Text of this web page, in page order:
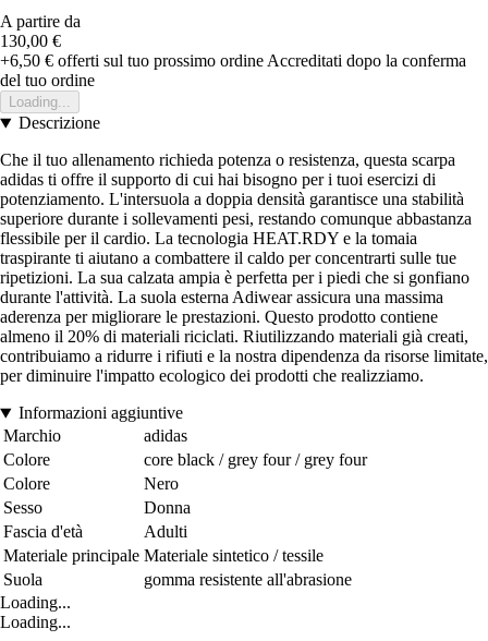
A partire da
130,00 €
+6,50 € offerti sul tuo prossimo ordineAccreditati dopo la conferma
del tuo ordine
Loading...
Descrizione
Che il tuo allenamento richieda potenza o resistenza, questa scarpa
adidas ti offre il supporto di cui hai bisogno per i tuoi esercizi di
potenziamento. L'intersuola a doppia densità garantisce una stabilità
superiore durante i sollevamenti pesi, restando comunque abbastanza
flessibile per il cardio. La tecnologia HEAT.RDY e la tomaia
traspirante ti aiutano a combattere il caldo per concentrarti sulle tue
ripetizioni. La sua calzata ampia è perfetta per i piedi che si gonfiano
durante l'attività. La suola esterna Adiwear assicura una massima
aderenza per migliorare le prestazioni. Questo prodotto contiene
almeno il 20% di materiali riciclati. Riutilizzando materiali già creati,
contribuiamo a ridurre i rifiuti e la nostra dipendenza da risorse limitate,
per diminuire l'impatto ecologico dei prodotti che realizziamo.
Informazioni aggiuntive
Marchio
adidas
Colore
core black / grey four / grey four
Colore
Nero
Sesso
Donna
Fascia d'età
Adulti
Materiale principale Materiale sintetico / tessile
Suola
gomma resistente all'abrasione
Loading...
Loading...